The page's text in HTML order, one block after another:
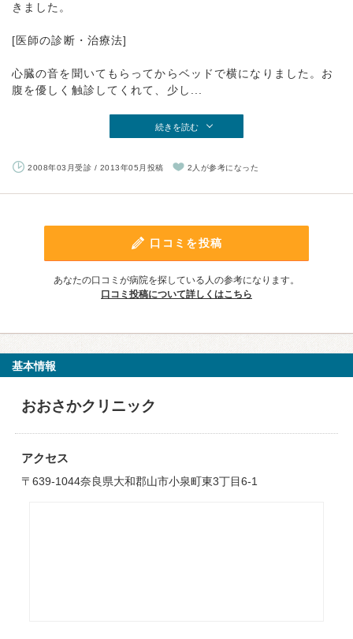
きました。
[医師の診断・治療法]
心臓の音を聞いてもらってからベッドで横になりました。お
腹を優しく触診してくれて、少し...
続きを読む
2008年03月受診 / 2013年05月投稿 2人が参考になった
口コミを投稿
あなたの口コミが病院を探している人の参考になります。
口コミ投稿について詳しくはこちら
基本情報
おおさかクリニック
アクセス
〒639-1044奈良県大和郡山市小泉町東3丁目6-1